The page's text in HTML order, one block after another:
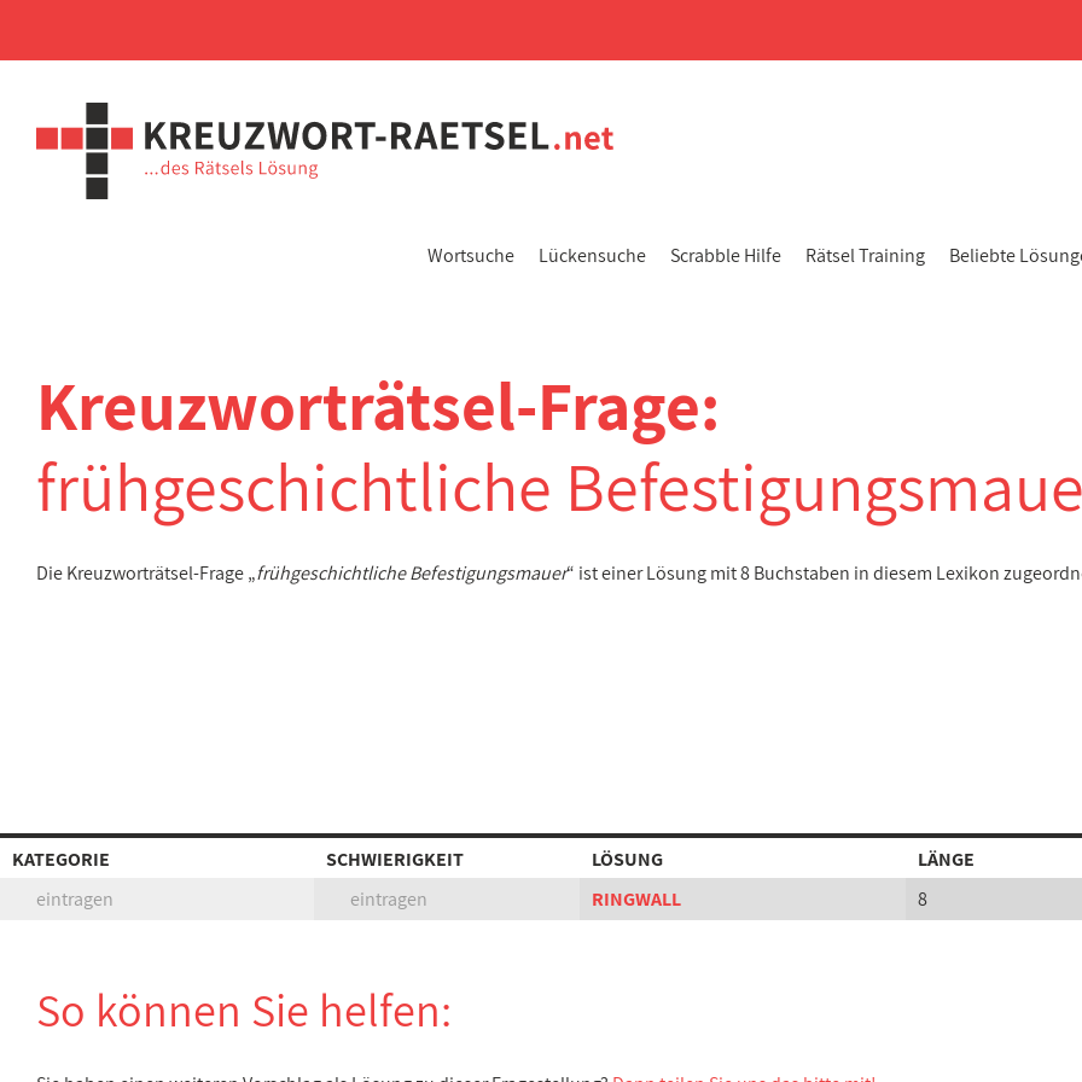
Wortsuche Lückensuche Scrabble Hilfe Rätsel Training Beliebte
Kreuzworträtsel-Frage:
frühgeschichtliche
Die Kreuzworträtsel-Frage „frühgeschichtliche Befestigungsmauer“ ist einer Lösung mit 8 Buchstaben in diesem Lexikon
KATEGORIE SCHWIERIGKEIT LÖSUNG
LÄNGE
eintragen
eintragen RINGWALL 8
So können Sie helfen: